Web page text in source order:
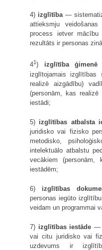
4) izglītība—
attieksmju
process ietver mācību
rezultāts ir personas
41) izglītība ģimenē
izglītojamais izglītības
realizē aizgādību)
(personām, kas
iestādi;
5) izglītības atbalsta
juridisko vai fizisko
metodisko,
intelektuālo atbalstu
vecākiem
iestādēm;
6) izglītības
personas iegūto
veidam un programmai
7) izglītības iestāde —
vai citu juridisko vai
uzdevums ir